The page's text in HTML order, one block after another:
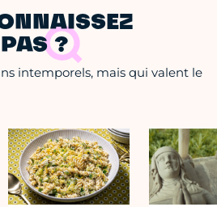
?
intemporels, mais qui valent le